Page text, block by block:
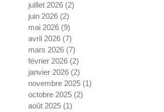
juillet 2026 (2)
juin 2026 (2)
mai 2026 (9)
avril 2026 (7)
mars 2026 (7)
février 2026 (2)
janvier 2026 (2)
novembre 2025 (1)
octobre 2025 (2)
août 2025 (1)